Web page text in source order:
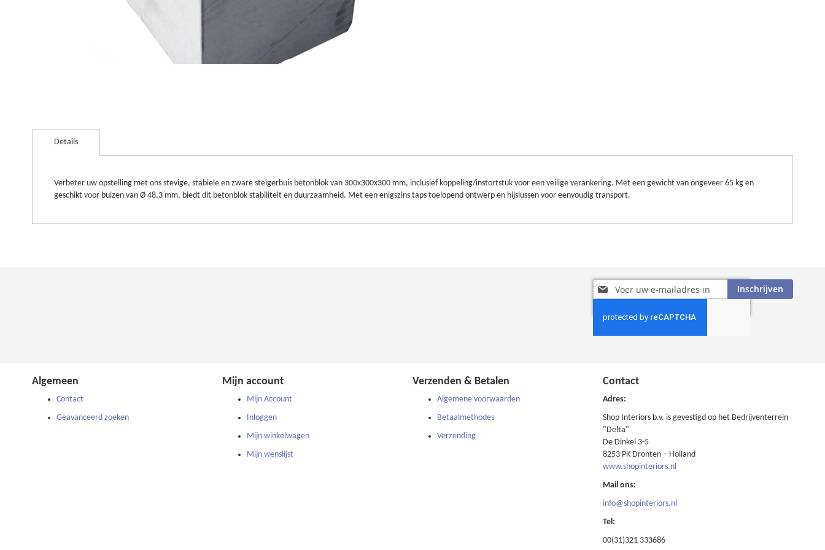
naar
afbeeldingen-
Details
Verbeter uw opstelling met ons stevige, stabiele en zware steigerbuis betonblok van 300x300x300 mm, inclusief koppeling/instortstuk voor een veilige verankering. Met een gewicht van ongeveer 65 kg en
geschikt voor buizen van Ø 48,3 mm, biedt dit betonblok stabiliteit en duurzaamheid. Met een enigszins taps toelopend ontwerp en hijslussen voor eenvoudig transport.
Abonneer
u
onze
nieuwsbrief
Inschrijven
Algemeen
Contact
Geavanceerd zoeken
Mijn account
Mijn Account
Inloggen
Mijn winkelwagen
Mijn wenslijst
Verzenden & Betalen
Algemene voorwaarden
Betaalmethodes
Verzending
Contact
Adres:
Shop Interiors b.v. is gevestigd op het Bedrijventerrein
"Delta"
De Dinkel 3-5
8253 PK Dronten – Holland
www.shopinteriors.nl
Mail ons:
info@shopinteriors.nl
Tel:
00(31)321 333686